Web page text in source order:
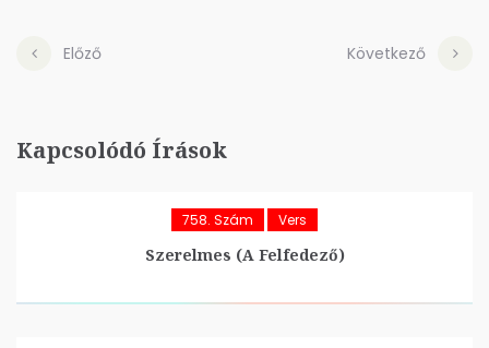
Előző Következő
Kapcsolódó Írások
758. Szám Vers
Szerelmes (A Felfedező)